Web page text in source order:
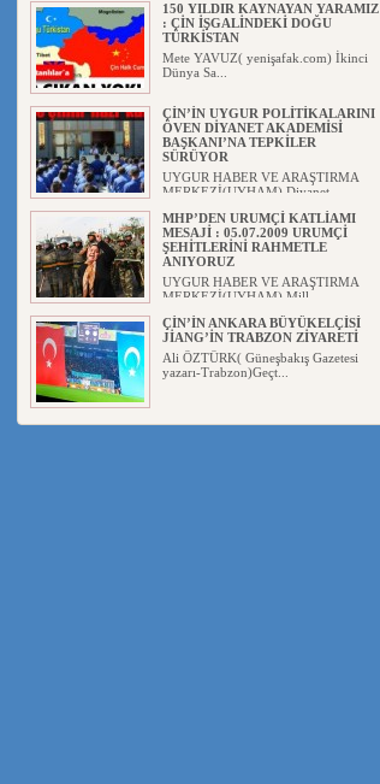
150 YILDIR KAYNAYAN YARAMIZ
: ÇİN İŞGALİNDEKİ DOĞU
TÜRKİSTAN
Mete YAVUZ( yenişafak.com) İkinci
Dünya Sa...
ÇİN’İN UYGUR POLİTİKALARINI
ÖVEN DİYANET AKADEMİSİ
BAŞKANI’NA TEPKİLER
SÜRÜYOR
UYGUR HABER VE ARAŞTIRMA
MERKEZİ(UYHAM) Diyanet
MHP’DEN URUMÇİ KATLİAMI
MESAJİ : 05.07.2009 URUMÇİ
ŞEHİTLERİNİ RAHMETLE
ANIYORUZ
UYGUR HABER VE ARAŞTIRMA
MERKEZİ(UYHAM) Mill...
ÇİN’İN ANKARA BÜYÜKELÇİSİ
JİANG’İN TRABZON ZİYARETİ
Ali ÖZTÜRK( Güneşbakış Gazetesi
yazarı-Trabzon)Geçt...
İŞGALCİ ÇİN’DEN “FETİHLER